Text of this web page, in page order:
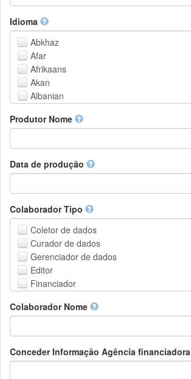
issn
istc
lissn
lsid
pmid
purl
upc
url
urn
DASH-NRS
Idioma
Abkhaz
Afar
Afrikaans
Akan
Albanian
Arabic
Armenian
Assamese
Avaric
Aymara
Azerbaijani
Bambara
Bashkir
Basque
Belarusian
Bengali, Bangla
Bislama
Breton
Bulgarian
Burmese
Produtor Nome
Data de produção
Colaborador Tipo
Coletor de dados
Curador de dados
Gerenciador de dados
Editor
Financiador
Líder do projeto
Membro do projeto
Pessoa Relacionada
Pesquisador
Colaborador Nome
Conceder Informação Agência financiadora